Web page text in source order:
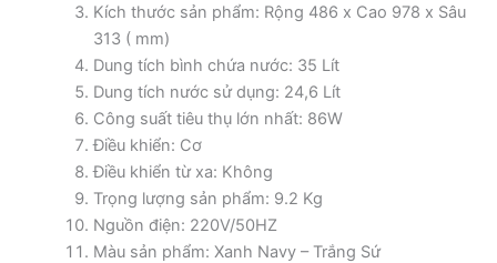
Kích thước sản phẩm: Rộng 486 x Cao 978 x Sâu
313 ( mm)
Dung tích bình chứa nước: 35 Lít
Dung tích nước sử dụng: 24,6 Lít
Công suất tiêu thụ lớn nhất: 86W
Điều khiển: Cơ
Điều khiển từ xa: Không
Trọng lượng sản phẩm: 9.2 Kg
Nguồn điện: 220V/50HZ
Màu sản phẩm: Xanh Navy – Trắng Sứ